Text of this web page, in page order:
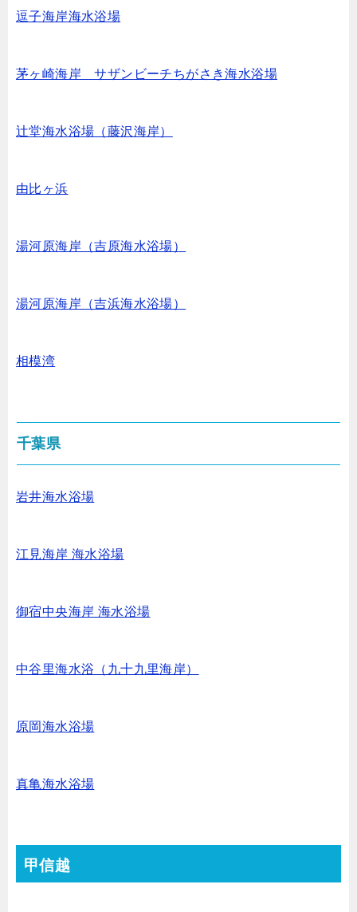
逗子海岸海水浴場
茅ヶ崎海岸 サザンビーチちがさき海水浴場
辻堂海水浴場（藤沢海岸）
由比ヶ浜
湯河原海岸（吉原海水浴場）
湯河原海岸（吉浜海水浴場）
相模湾
千葉県
岩井海水浴場
江見海岸 海水浴場
御宿中央海岸 海水浴場
中谷里海水浴（九十九里海岸）
原岡海水浴場
真亀海水浴場
甲信越